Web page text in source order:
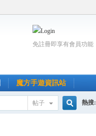
免註冊即享有會員功能
魔方手遊資訊站
帖子 熱搜: